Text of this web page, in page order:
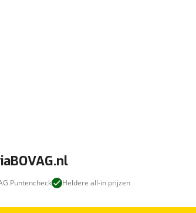
Puntencheck Heldere all-in prijzen